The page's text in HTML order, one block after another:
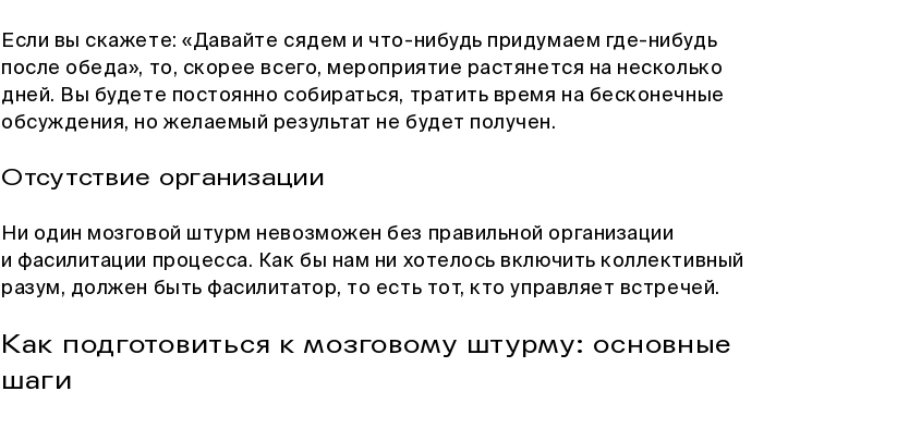
Если вы скажете: «Давайте сядем и что-нибудь придумаем где-нибудь
после обеда», то, скорее всего, мероприятие растянется на несколько
дней. Вы будете постоянно собираться, тратить время на бесконечные
обсуждения, но желаемый результат не будет получен.
Отсутствие организации
Ни один мозговой штурм невозможен без правильной организации
и фасилитации процесса. Как бы нам ни хотелось включить коллективный
разум, должен быть фасилитатор, то есть тот, кто управляет встречей.
Как подготовиться к мозговому штурму: основные
шаги